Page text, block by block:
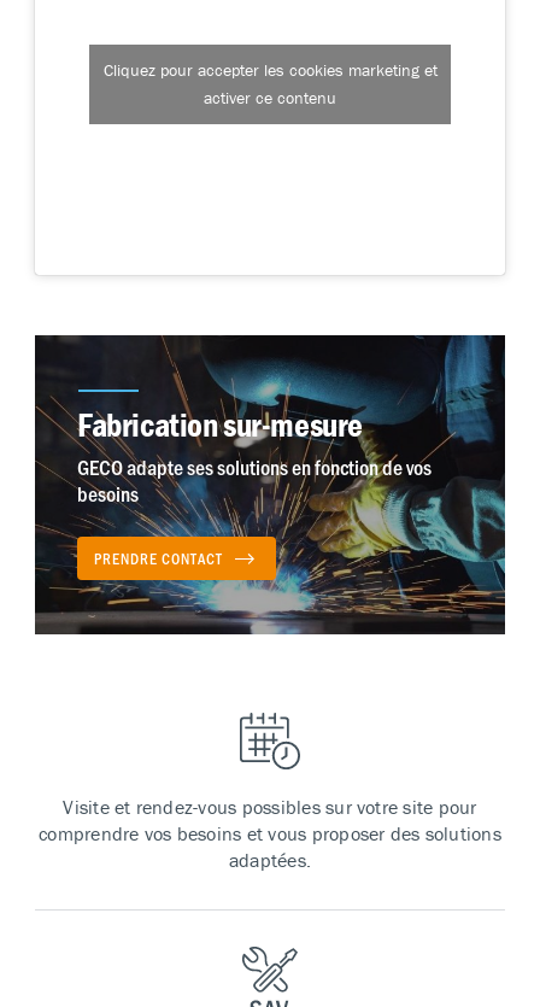
Cliquez pour accepter les cookies marketing et
activer ce contenu
Fabrication sur-mesure
GECO adapte ses solutions en fonction de vos
besoins
PRENDRE CONTACT
Visite et rendez-vous possibles sur votre site pour
comprendre vos besoins et vous proposer des solutions
adaptées.